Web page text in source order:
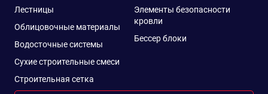
Лестницы
Облицовочные материалы
Водосточные системы
Сухие строительные смеси
Строительная сетка
Элементы безопасности
кровли
Бессер блоки